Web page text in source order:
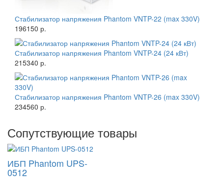
Стабилизатор напряжения Phantom VNTP-22 (max 330V)
196150 р.
Стабилизатор напряжения Phantom VNTP-24 (24 кВт)
215340 р.
Стабилизатор напряжения Phantom VNTP-26 (max 330V)
234560 р.
Сопутствующие товары
ИБП Phantom UPS-
0512